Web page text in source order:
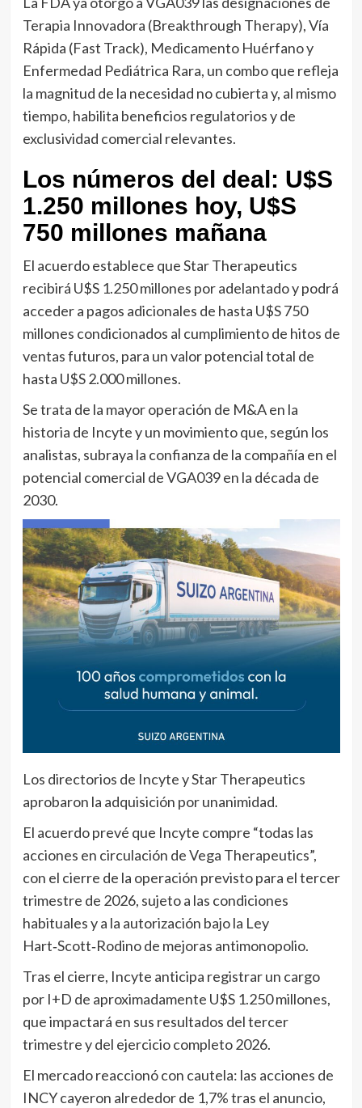
Terapia Innovadora (Breakthrough Therapy), Vía
Rápida (Fast Track), Medicamento Huérfano y
Enfermedad Pediátrica Rara, un combo que refleja
la magnitud de la necesidad no cubierta y, al mismo
tiempo, habilita beneficios regulatorios y de
exclusividad comercial relevantes.
Los números del deal: U$S
1.250 millones hoy, U$S
750 millones mañana
El acuerdo establece que Star Therapeutics
recibirá U$S 1.250 millones por adelantado y podrá
acceder a pagos adicionales de hasta U$S 750
millones condicionados al cumplimiento de hitos de
ventas futuros, para un valor potencial total de
hasta U$S 2.000 millones.
Se trata de la mayor operación de M&A en la
historia de Incyte y un movimiento que, según los
analistas, subraya la confianza de la compañía en el
potencial comercial de VGA039 en la década de
2030.
Los directorios de Incyte y Star Therapeutics
aprobaron la adquisición por unanimidad.
El acuerdo prevé que Incyte compre “todas las
acciones en circulación de Vega Therapeutics”,
con el cierre de la operación previsto para el tercer
trimestre de 2026, sujeto a las condiciones
habituales y a la autorización bajo la Ley
Hart‑Scott‑Rodino de mejoras antimonopolio.
Tras el cierre, Incyte anticipa registrar un cargo
por I+D de aproximadamente U$S 1.250 millones,
que impactará en sus resultados del tercer
trimestre y del ejercicio completo 2026.
El mercado reaccionó con cautela: las acciones de
INCY cayeron alrededor de 1,7% tras el anuncio,